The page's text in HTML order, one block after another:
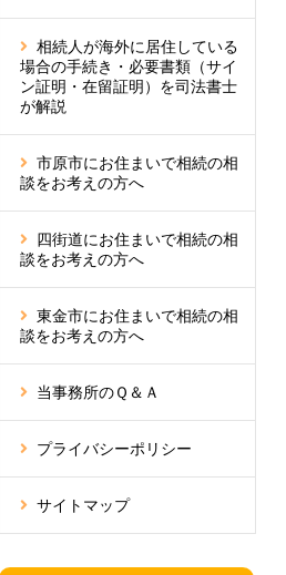
相続人が海外に居住している
場合の手続き・必要書類（サイ
ン証明・在留証明）を司法書士
が解説
市原市にお住まいで相続の相
談をお考えの方へ
四街道にお住まいで相続の相
談をお考えの方へ
東金市にお住まいで相続の相
談をお考えの方へ
当事務所のＱ＆Ａ
プライバシーポリシー
サイトマップ